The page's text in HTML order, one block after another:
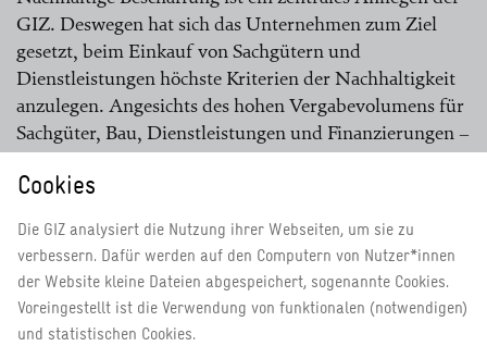
Cookies
Die GIZ analysiert die Nutzung ihrer Webseiten, um sie zu
verbessern. Dafür werden auf den Computern von Nutzer*innen
der Website kleine Dateien abgespeichert, sogenannte Cookies.
Voreingestellt ist die Verwendung von funktionalen (notwendigen)
und statistischen Cookies.
GIZ. Deswegen hat sich das Unternehmen zum Ziel
gesetzt, beim Einkauf von Sachgütern und
Dienstleistungen höchste Kriterien der Nachhaltigkeit
anzulegen. Angesichts des hohen Vergabevolumens für
Sachgüter, Bau, Dienstleistungen und Finanzierungen –
im Jahr 2020 waren es mehr als 1,8 Milliarden Euro –
ist die Beschaffung ein wichtiger Hebel, um
Lieferketten der GIZ zu verankern. Als
Bundesunternehmen möchten wir vorbildlich und
glaubwürdig handeln. Dafür ist es wichtig, sowohl
ökologische als auch soziale